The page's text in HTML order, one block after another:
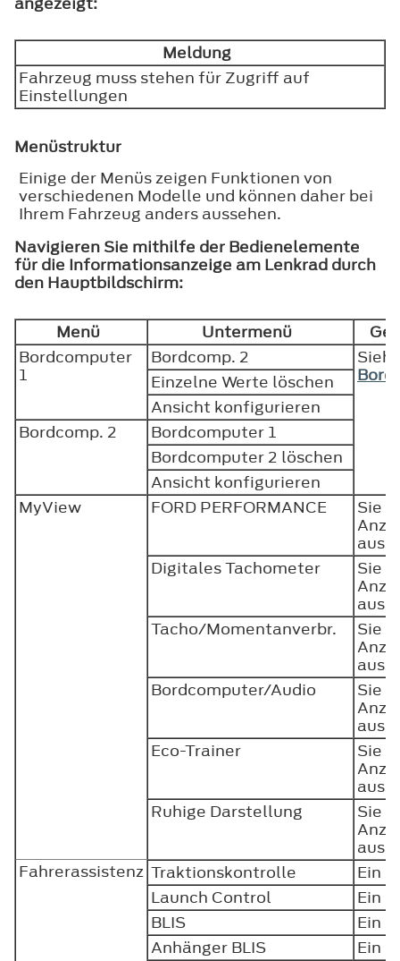
Meldung
Fahrzeug muss stehen für Zugriff auf
Einstellungen
Menüstruktur
Einige der Menüs zeigen Funktionen von
verschiedenen Modelle und können daher bei
Ihrem Fahrzeug anders aussehen.
Navigieren Sie mithilfe der Bedienelemente
für die Informationsanzeige am Lenkrad durch
den Hauptbildschirm:
Menü Untermenü
Bordcomputer
1
Bordcomp. 2
Einzelne Werte löschen
Ansicht konfigurieren
Bordcomp. 2
Bordcomputer 1
Bordcomputer 2 löschen
Ansicht konfigurieren
MyView
FORD PERFORMANCE
Sie
Digitales Tachometer
Sie
Tacho/Momentanverbr.
Sie
Bordcomputer/Audio
Sie
Eco-Trainer
Sie
Ruhige Darstellung
Sie
Fahrerassistenz Traktionskontrolle
Ein
Launch Control
Ein
BLIS
Ein
Anhänger BLIS
Ein